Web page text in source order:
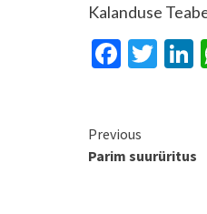
Kalanduse
Continue
Reading
Previous
Parim suurüritus